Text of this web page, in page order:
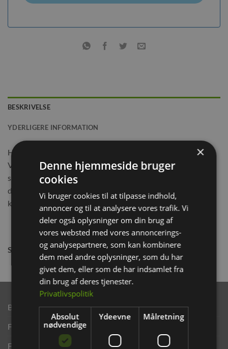
BESKRIVELSE
YDERLIGERE INFORMATION
Halm i en fantastisk kvalitet!
Vaigran halm er et 100% naturligt produkt, der kan bruges
som bundække til gnavere og kaniner. Halm har en naturlig
duft, det fjerner dårlig lugt og skaber et hyggeligt miljø, der
kan holde kaninen varm.
Størrelse:5 kg
Brand
Finansering ANYDAY
Finansering Viabill
×
Denne hjemmeside bruger
cookies
Vi bruger cookies til at tilpasse indhold,
annoncer og til at analysere vores trafik. Vi
deler også oplysninger om din brug af
vores websted med vores annoncerings-
og analysepartnere, som kan kombinere
dem med andre oplysninger, som du har
givet dem, eller som de har indsamlet fra
din brug af deres tjenester.
Privatlivspolitik
Absolut
nødvendige
Ydeevne Målretning